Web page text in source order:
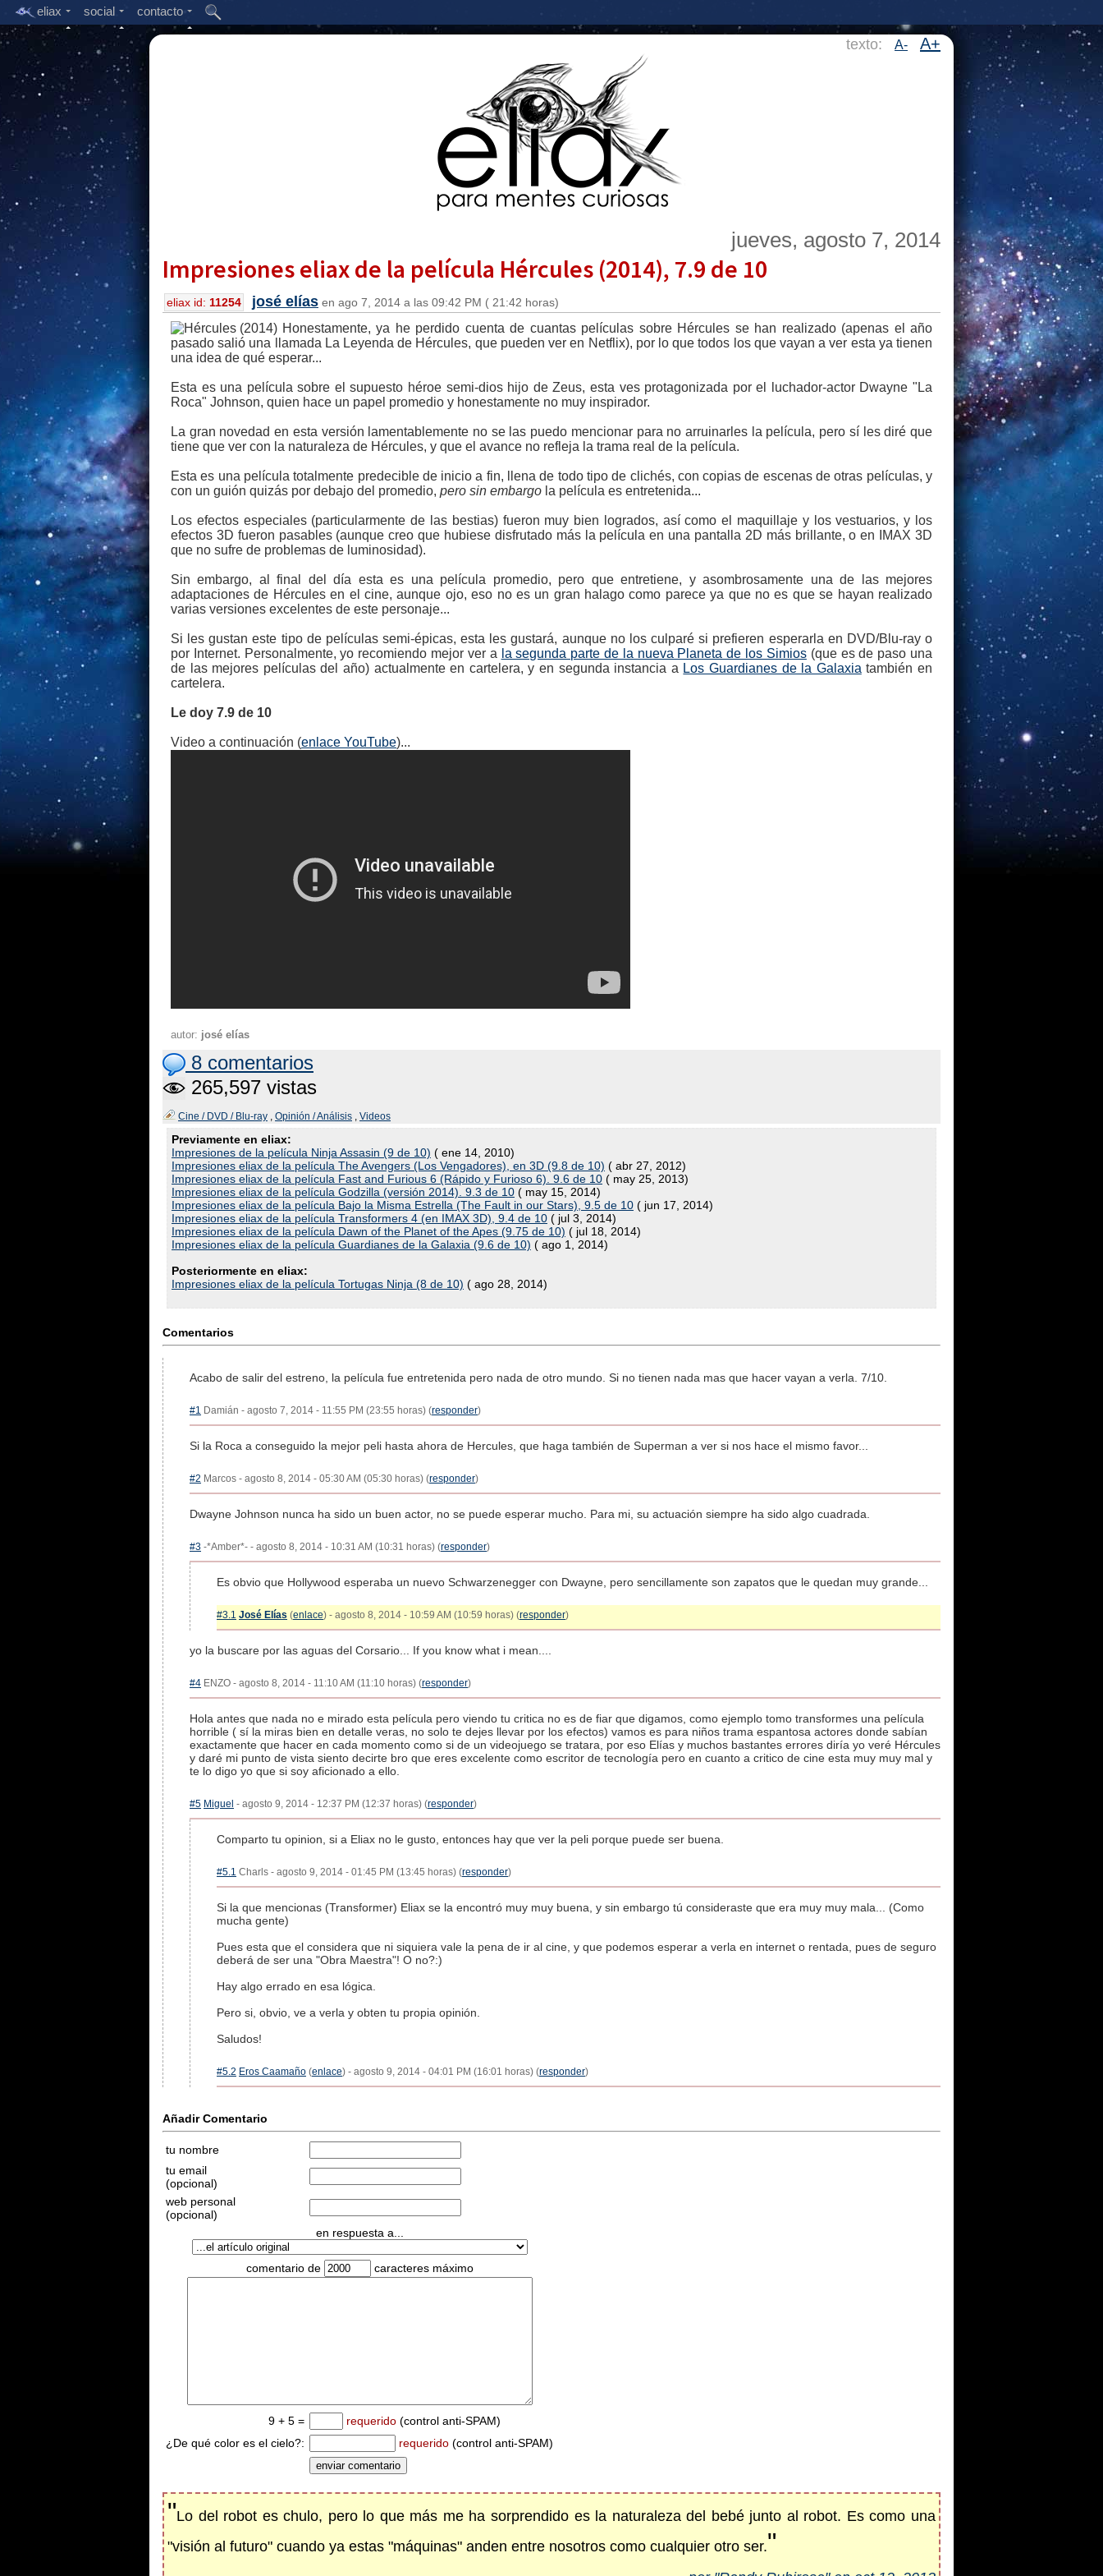
eliax social contacto
texto: A- A+
jueves, agosto 7, 2014
Impresiones eliax de la película Hércules (2014), 7.9 de 10
eliax id: 11254 josé elías en ago 7, 2014 a las 09:42 PM ( 21:42 horas)
Honestamente, ya he perdido cuenta de cuantas películas sobre Hércules se han realizado (apenas el año
pasado salió una llamada La Leyenda de Hércules, que pueden ver en Netflix), por lo que todos los que vayan a ver esta ya tienen
una idea de qué esperar...
Esta es una película sobre el supuesto héroe semi-dios hijo de Zeus, esta ves protagonizada por el luchador-actor Dwayne "La
Roca" Johnson, quien hace un papel promedio y honestamente no muy inspirador.
La gran novedad en esta versión lamentablemente no se las puedo mencionar para no arruinarles la película, pero sí les diré que
tiene que ver con la naturaleza de Hércules, y que el avance no refleja la trama real de la película.
Esta es una película totalmente predecible de inicio a fin, llena de todo tipo de clichés, con copias de escenas de otras películas, y
con un guión quizás por debajo del promedio, pero sin embargo la película es entretenida...
Los efectos especiales (particularmente de las bestias) fueron muy bien logrados, así como el maquillaje y los vestuarios, y los
efectos 3D fueron pasables (aunque creo que hubiese disfrutado más la película en una pantalla 2D más brillante, o en IMAX 3D
que no sufre de problemas de luminosidad).
Sin embargo, al final del día esta es una película promedio, pero que entretiene, y asombrosamente una de las mejores
adaptaciones de Hércules en el cine, aunque ojo, eso no es un gran halago como parece ya que no es que se hayan realizado
varias versiones excelentes de este personaje...
Si les gustan este tipo de películas semi-épicas, esta les gustará, aunque no los culparé si prefieren esperarla en DVD/Blu-ray o
por Internet. Personalmente, yo recomiendo mejor ver a la segunda parte de la nueva Planeta de los Simios(que es de paso una
de las mejores películas del año) actualmente en cartelera, y en segunda instancia a Los Guardianes de la Galaxia también en
cartelera.
Le doy 7.9 de 10
Video a continuación (enlace YouTube)...
autor: josé elías
8 comentarios
265,597 vistas
Cine / DVD / Blu-ray , Opinión / Análisis , Videos
Previamente en eliax:
Impresiones de la película Ninja Assasin (9 de 10) ( ene 14, 2010)
Impresiones eliax de la película The Avengers (Los Vengadores), en 3D (9.8 de 10) ( abr 27, 2012)
Impresiones eliax de la película Fast and Furious 6 (Rápido y Furioso 6). 9.6 de 10 ( may 25, 2013)
Impresiones eliax de la película Godzilla (versión 2014). 9.3 de 10 ( may 15, 2014)
Impresiones eliax de la película Bajo la Misma Estrella (The Fault in our Stars), 9.5 de 10 ( jun 17, 2014)
Impresiones eliax de la película Transformers 4 (en IMAX 3D), 9.4 de 10 ( jul 3, 2014)
Impresiones eliax de la película Dawn of the Planet of the Apes (9.75 de 10) ( jul 18, 2014)
Impresiones eliax de la película Guardianes de la Galaxia (9.6 de 10) ( ago 1, 2014)
Posteriormente en eliax:
Impresiones eliax de la película Tortugas Ninja (8 de 10) ( ago 28, 2014)
Comentarios
Acabo de salir del estreno, la película fue entretenida pero nada de otro mundo. Si no tienen nada mas que hacer vayan a verla. 7/10.
#1 Damián - agosto 7, 2014 - 11:55 PM (23:55 horas) (responder)
Si la Roca a conseguido la mejor peli hasta ahora de Hercules, que haga también de Superman a ver si nos hace el mismo favor...
#2 Marcos - agosto 8, 2014 - 05:30 AM (05:30 horas) (responder)
Dwayne Johnson nunca ha sido un buen actor, no se puede esperar mucho. Para mi, su actuación siempre ha sido algo cuadrada.
#3 -*Amber*- - agosto 8, 2014 - 10:31 AM (10:31 horas) (responder)
Es obvio que Hollywood esperaba un nuevo Schwarzenegger con Dwayne, pero sencillamente son zapatos que le quedan muy grande...
#3.1 José Elías (enlace) - agosto 8, 2014 - 10:59 AM (10:59 horas) (responder)
yo la buscare por las aguas del Corsario... If you know what i mean....
#4 ENZO - agosto 8, 2014 - 11:10 AM (11:10 horas) (responder)
Hola antes que nada no e mirado esta película pero viendo tu critica no es de fiar que digamos, como ejemplo tomo transformes una película
horrible ( sí la miras bien en detalle veras, no solo te dejes llevar por los efectos) vamos es para niños trama espantosa actores donde sabían
exactamente que hacer en cada momento como si de un videojuego se tratara, por eso Elías y muchos bastantes errores diría yo veré Hércules
y daré mi punto de vista siento decirte bro que eres excelente como escritor de tecnología pero en cuanto a critico de cine esta muy muy mal y
te lo digo yo que si soy aficionado a ello.
#5 Miguel - agosto 9, 2014 - 12:37 PM (12:37 horas) (responder)
Comparto tu opinion, si a Eliax no le gusto, entonces hay que ver la peli porque puede ser buena.
#5.1 Charls - agosto 9, 2014 - 01:45 PM (13:45 horas) (responder)
Si la que mencionas (Transformer) Eliax se la encontró muy muy buena, y sin embargo tú consideraste que era muy muy mala... (Como
mucha gente)
Pues esta que el considera que ni siquiera vale la pena de ir al cine, y que podemos esperar a verla en internet o rentada, pues de seguro
deberá de ser una "Obra Maestra"! O no?:)
Hay algo errado en esa lógica.
Pero si, obvio, ve a verla y obten tu propia opinión.
Saludos!
#5.2 Eros Caamaño (enlace) - agosto 9, 2014 - 04:01 PM (16:01 horas) (responder)
Añadir Comentario
tu nombre
tu email
(opcional)
web personal
(opcional)
en respuesta a...
comentario de caracteres máximo
9 + 5 = requerido (control anti-SPAM)
¿De qué color es el cielo?:
requerido (control anti-SPAM)
"Lo del robot es chulo, pero lo que más me ha sorprendido es la naturaleza del bebé junto al robot. Es como una
"visión al futuro" cuando ya estas "máquinas" anden entre nosotros como cualquier otro ser."